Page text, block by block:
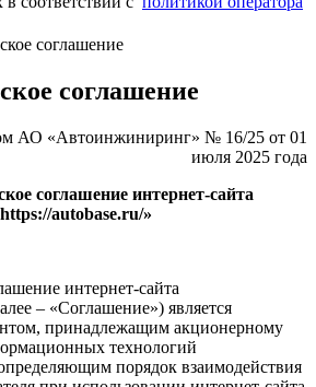
соглашение
соглашение
АО «Автоинжиниринг» № 16/25 от 01
июля 2025 года
соглашение интернет-сайта
autobase.ru/»
интернет-сайта
– «Соглашение») является
принадлежащим акционерному
технологий
порядок взаимодействия